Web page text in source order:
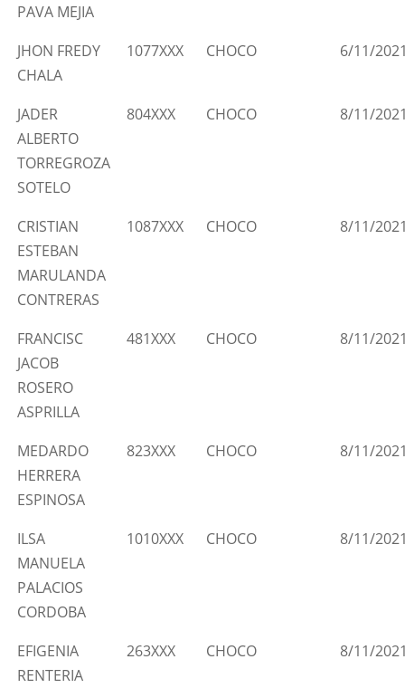
PAVA MEJIA
JHON FREDY
CHALA
1077XXX CHOCO 6/11/
JADER
ALBERTO
TORREGROZA
SOTELO
804XXX CHOCO 8/11/
CRISTIAN
ESTEBAN
MARULANDA
CONTRERAS
1087XXX CHOCO 8/11/
FRANCISC
JACOB
ROSERO
ASPRILLA
481XXX CHOCO 8/11/
MEDARDO
HERRERA
ESPINOSA
823XXX CHOCO 8/11/
ILSA
MANUELA
PALACIOS
CORDOBA
1010XXX CHOCO 8/11/
EFIGENIA
RENTERIA
263XXX CHOCO 8/11/